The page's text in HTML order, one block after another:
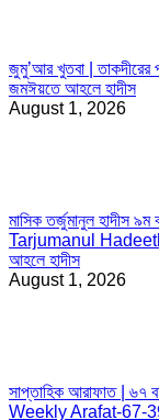
জুমু’আর খুতবা | তাকদীরের
জমঈয়তে আহলে হাদীস
August 1, 2026
মাসিক তর্জুমানুল হাদীস
Tarjumanul
আহলে হাদীস
August 1, 2026
সাপ্তাহিক আরাফাত | ৬৭
Weekly Arafat-67-